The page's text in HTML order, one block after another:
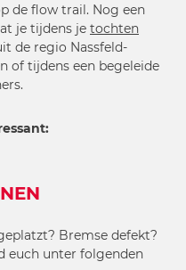
de flow trail. Nog een
je tijdens je tochten
de regio Nassfeld-
of tijdens een begeleide
Bremse defekt?
euch unter folgenden